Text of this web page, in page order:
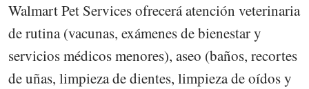
Walmart Pet Services ofrecerá atención veterinaria
de rutina (vacunas, exámenes de bienestar y
servicios médicos menores), aseo (baños, recortes
de uñas, limpieza de dientes, limpieza de oídos y